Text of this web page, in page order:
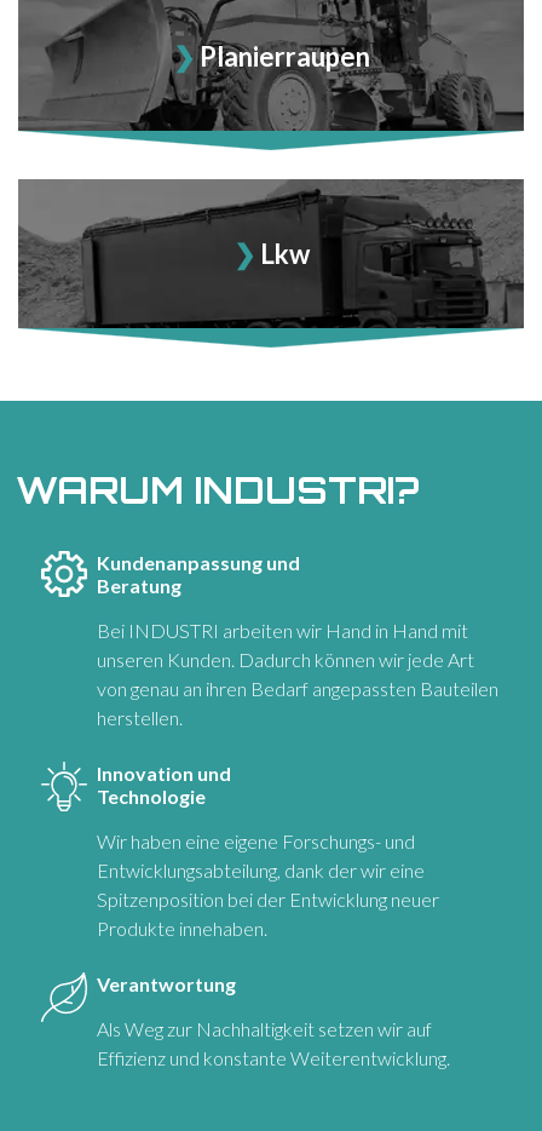
Planierraupen
Lkw
WARUM INDUSTRI?
Kundenanpassung und
Beratung
Bei INDUSTRI arbeiten wir Hand in Hand mit
unseren Kunden. Dadurch können wir jede Art
von genau an ihren Bedarf angepassten Bauteilen
herstellen.
Innovation und
Technologie
Wir haben eine eigene Forschungs- und
Entwicklungsabteilung, dank der wir eine
Spitzenposition bei der Entwicklung neuer
Produkte innehaben.
Verantwortung
Als Weg zur Nachhaltigkeit setzen wir auf
Effizienz und konstante Weiterentwicklung.